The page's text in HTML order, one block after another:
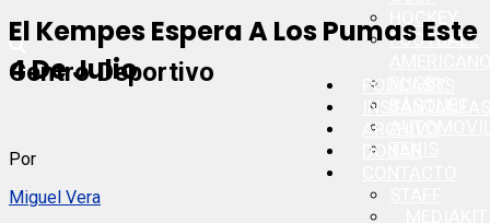
Centro Deportivo
HOCKEY
FOOTBALL
PODCASTS
INSTANTANEAS
ARCHIVO
DONAR
El Kempes Espera A Los Pumas Este
4 De Julio
Por
Miguel Vera